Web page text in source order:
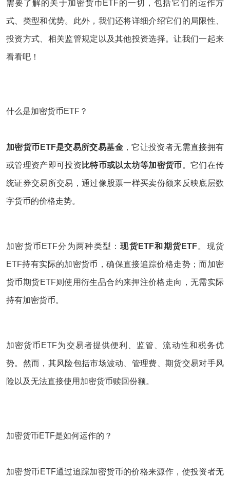
需要了解的关于加密货币ETF的一切，包括它们的运作方
式、类型和优势。此外，我们还将详细介绍它们的局限性、
投资方式、相关监管规定以及其他投资选择。让我们一起来
看看吧！
什么是加密货币ETF？
加密货币ETF是交易所交易基金，它让投资者无需直接拥有
或管理资产即可投资 比特币或以太坊等加密货币 。它们在传
统证券交易所交易，通过像股票一样买卖份额来反映底层数
字货币的价格走势。
加密货币ETF分为两种类型：现货ETF和期货ETF。现货
ETF持有实际的加密货币，确保直接追踪价格走势；而加密
货币期货ETF则使用衍生品合约来押注价格走向，无需实际
持有加密货币。
加密货币ETF为交易者提供便利、监管、流动性和税务优
势。然而，其风险包括市场波动、管理费、期货交易对手风
险以及无法直接使用加密货币赎回份额。
加密货币ETF是如何运作的？
加密货币ETF通过追踪加密货币的价格来源作，使投资者无